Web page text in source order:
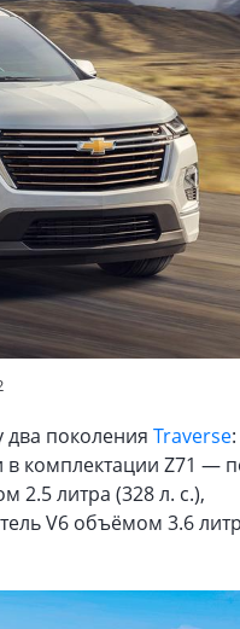
два поколения Traverse
в комплектации Z71 —
2.5 литра (328 л. c.),
V6 объёмом 3.6